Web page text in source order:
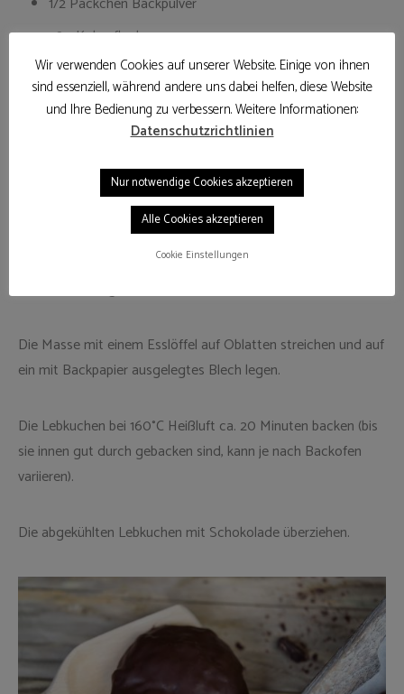
70g Kokosflocken
ca. 15 Oblatten (70mm Durchmesser)
Zartbitterkuvertüre
durch drücken. Kühl stellen.
Am nächsten Tag, zunächst das Ei und den Zucker schaumig
rühren. Dann die restlichen Zutaten zugeben, auch die
Die Masse mit einem Esslöffel auf Oblatten streichen und auf
ein mit Backpapier ausgelegtes Blech legen.
Die Lebkuchen bei 160°C Heißluft ca. 20 Minuten backen (bis
sie innen gut durch gebacken sind, kann je nach Backofen
variieren).
Die abgekühlten Lebkuchen mit Schokolade überziehen.
Wir verwenden Cookies auf unserer Website. Einige von ihnen
sind essenziell, während andere uns dabei helfen, diese Website
und Ihre Bedienung zu verbessern. Weitere Informationen:
Datenschutzrichtlinien
Nur notwendige Cookies akzeptieren
Alle Cookies akzeptieren
Cookie Einstellungen